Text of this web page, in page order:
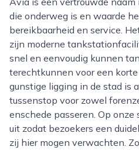
die onderweg is en waarde
bereikbaarheid en service.
zijn moderne
snel en eenvoudig kunnen
terechtkunnen voor een
gunstige ligging in de stad is
tussenstop voor zowel
enschede passeren. Op
uit zodat bezoekers een
zij hier mogen verwachten.